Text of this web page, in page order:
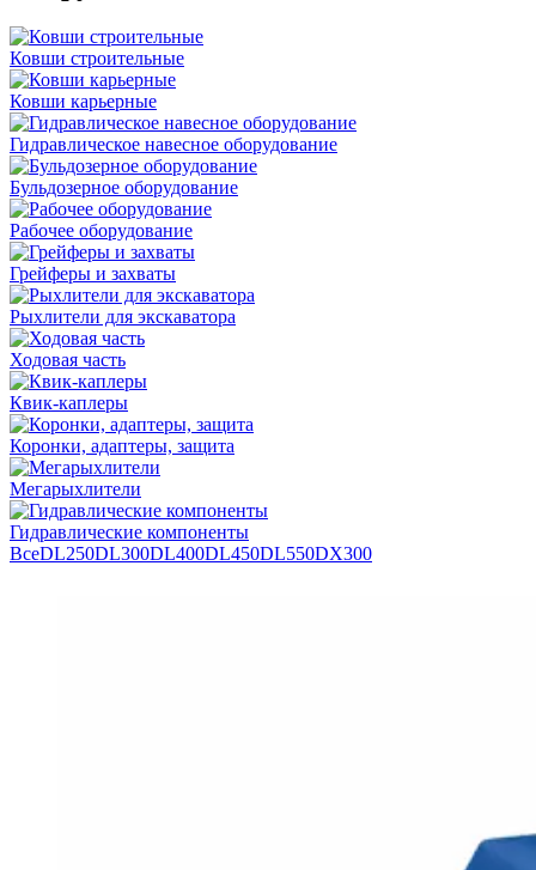
Ковши строительные
Ковши карьерные
Гидравлическое навесное оборудование
Бульдозерное оборудование
Рабочее оборудование
Грейферы и захваты
Рыхлители для экскаватора
Ходовая часть
Квик-каплеры
Коронки, адаптеры, защита
Мегарыхлители
Гидравлические компоненты
ВсеDL250DL300DL400DL450DL550DX300